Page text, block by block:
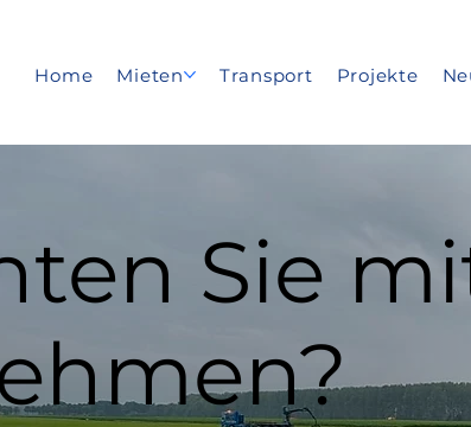
Home Mieten Transport Projekte
Sie